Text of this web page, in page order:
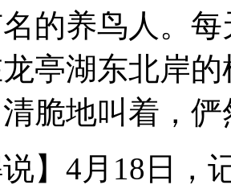
品被疑含消毒液
的养鸟人。
亭湖东北岸
脆地叫着，
4月18日，记